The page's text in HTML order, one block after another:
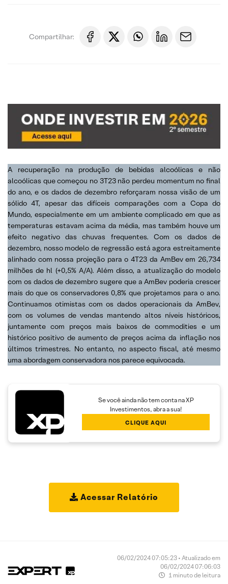
Compartilhar:
A recuperação na produção de bebidas alcoólicas e não
alcoólicas que começou no 3T23 não perdeu momentum no final
do ano, e os dados de dezembro reforçaram nossa visão de um
sólido 4T, apesar das difíceis comparações com a Copa do
Mundo, especialmente em um ambiente complicado em que as
temperaturas estavam acima da média, mas também houve um
efeito negativo das chuvas frequentes. Com os dados de
dezembro, nosso modelo de regressão está agora estreitamente
alinhado com nossa projeção para o 4T23 da AmBev em 26,734
milhões de hl (+0,5% A/A). Além disso, a atualização do modelo
com os dados de dezembro sugere que a AmBev poderia crescer
mais do que os conservadores 0,8% que projetamos para o ano.
Continuamos otimistas com os dados operacionais da AmBev,
com os volumes de vendas mantendo altos níveis históricos,
juntamente com preços mais baixos de commodities e um
histórico positivo de aumento de preços acima da inflação nos
últimos trimestres. No entanto, no aspecto fiscal, até mesmo
uma abordagem conservadora nos parece equivocada.
Se você ainda não tem conta na XP
Investimentos, abra a sua!
CLIQUE AQUI
Acessar Relatório
06/02/2024 07:05:23 • Atualizado em
06/02/2024 07:06:03
1 minuto de leitura